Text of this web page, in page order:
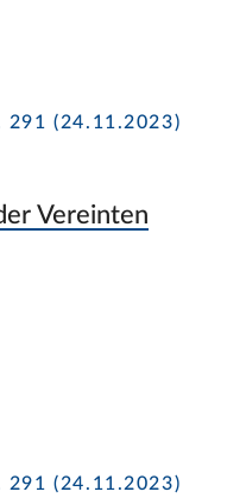
291 (24.11.2023)
Vereinten
291 (24.11.2023)